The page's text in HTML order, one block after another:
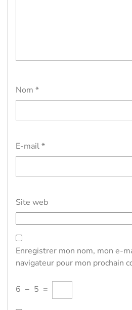
Nom *
E-mail*
Site web
Enregistrer mon nom, mon e-
navigateur pour mon prochain
6 − 5 =